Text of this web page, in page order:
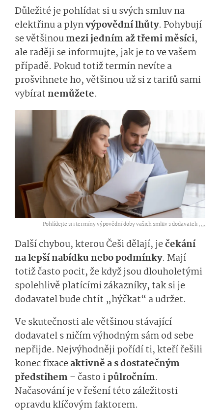
Důležité je pohlídat si u svých smluv na
elektřinu a plynvýpovědní lhůty. Pohybují
se většinoumezi jedním až třemi měsíci,
ale raději se informujte, jak je to ve vašem
případě. Pokud totiž termín nevíte a
prošvihnete ho, většinou už si z tarifů sami
vybírat nemůžete.
Pohlídejte si i termíny výpovědní doby vašich smluv s dodavateli ,...
Další chybou, kterou Češi dělají, ječekání
na lepší nabídku nebo podmínky. Mají
totiž často pocit, že když jsou dlouholetými
spolehlivě platícími zákazníky, tak si je
dodavatel bude chtít „hýčkat“ a udržet.
Ve skutečnosti ale většinou stávající
dodavatel s ničím výhodným sám od sebe
nepřijde. Nejvýhodněji pořídí ti, kteří řešili
konec fixaceaktivně a s dostatečným
předstihem– často ipůlročním.
Načasování je v řešení této záležitosti
opravdu klíčovým faktorem.